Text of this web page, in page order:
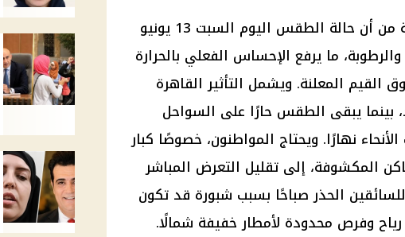
حذرت الهيئة العامة للأرصاد الجوية من أن حالة الطقس اليوم السبت 13 يونيو
والرطوبة، ما يرفع الإحساس الفعلي بالحرارة
المعلنة. ويشمل التأثير القاهرة
بينما يبقى الطقس حارًا على السواحل
نهارًا. ويحتاج المواطنون، خصوصًا كبار
المكشوفة، إلى تقليل التعرض المباشر
الحذر صباحًا بسبب شبورة قد تكون
وفرص محدودة لأمطار خفيفة شمالًا.